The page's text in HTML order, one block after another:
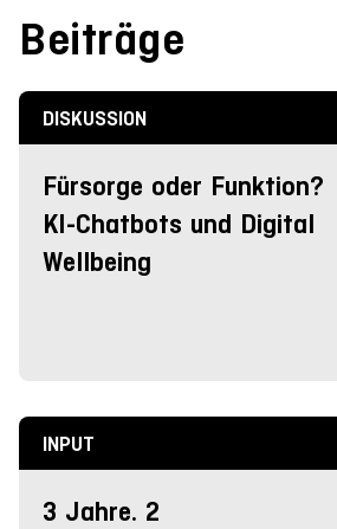
Beiträge
DISKUSSION
Fürsorge oder Funktion?
KI-Chatbots und Digital
Wellbeing
INPUT
3 Jahre. 2